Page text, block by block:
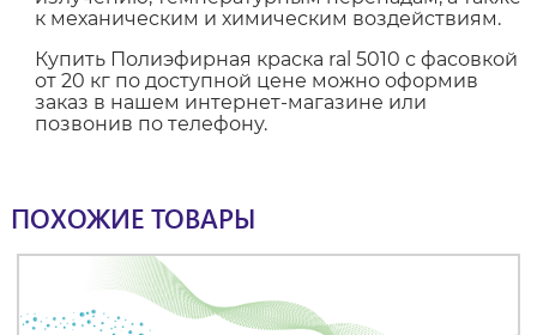
к механическим и химическим воздействиям.
Купить Полиэфирная краска ral 5010 с фасовкой
от 20 кг по доступной цене можно оформив
заказ в нашем интернет-магазине или
позвонив по телефону.
ПОХОЖИЕ ТОВАРЫ